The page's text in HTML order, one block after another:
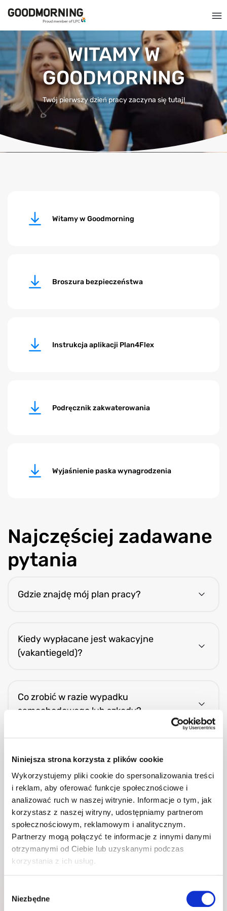
Niniejsza strona korzysta z plików cookie
Wykorzystujemy pliki cookie do spersonalizowania treści
i reklam, aby oferować funkcje społecznościowe i
analizować ruch w naszej witrynie. Informacje o tym, jak
korzystasz z naszej witryny, udostępniamy partnerom
społecznościowym, reklamowym i analitycznym.
Partnerzy mogą połączyć te informacje z innymi danymi
otrzymanymi od Ciebie lub uzyskanymi podczas
korzystania z ich usług.
zgody
Niezbędne
WITAMY W
GOODMORNING
Twój pierwszy dzień pracy zaczyna się tutaj!
Witamy w Goodmorning
Broszura bezpieczeństwa
Instrukcja aplikacji Plan4Flex
Podręcznik zakwaterowania
Wyjaśnienie paska wynagrodzenia
Najczęściej zadawane
pytania
Gdzie znajdę mój plan pracy?
Kiedy wypłacane jest wakacyjne
(vakantiegeld)?
Co zrobić w razie wypadku
samochodowego lub szkody?
koordynatorem. Brak zgłoszenia szkody może
Jestem chory(a)- co
Zgłoś chorobę jak najwcześniej swojemu
opiekunowi, przed rozpoczęciem pracy.
Co to jest kaucja (Borg)?
Kaucja za zakwaterowanie służy do pokrycia
potrąceń, których nie mogliśmy pobrać, lub do
pokrycia szkód. Jeśli nie ma żadnych potrąceń,
kaucja zostanie Ci zwrócona po zakończeniu
Nie mam ani paska płacowego, ani
Sprawdź, czy zarejestrowane godziny w aplikacji
P4F są prawidłowe. Jeśli coś się nie zgadza, zgłoś